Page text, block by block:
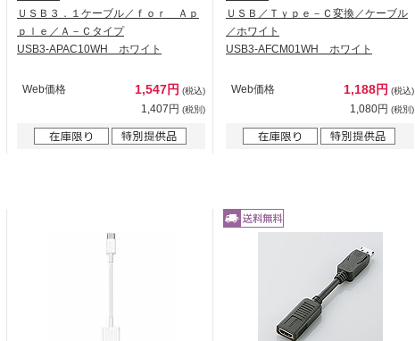
ＵＳＢ３．１ケーブル／ｆｏｒ Ａｐ
ｐｌｅ／Ａ－Ｃタイプ
USB3-APAC10WH ホワイト
Web価格 1,547円 (税込)
1,407円 (税別)
ＵＳＢ／Ｔｙｐｅ－Ｃ変換／ケーブル
／ホワイト
USB3-AFCM01WH ホワイト
Web価格 1,188円 (税込)
1,080円 (税別)